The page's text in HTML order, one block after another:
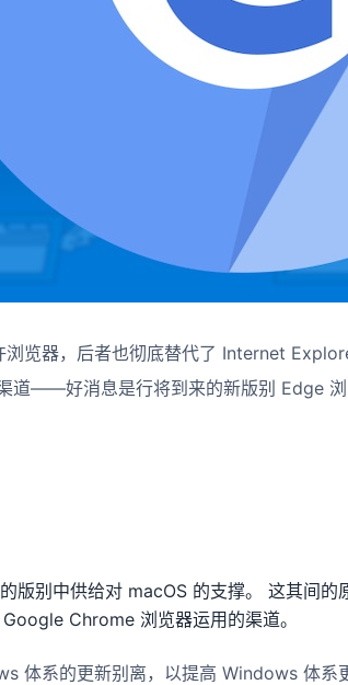
览器，后者也彻底替代了 Internet
道——好消息是行将到来的新版别 Edge
版别中供给对 macOS 的支撑。 这其间的
Chrome 浏览器运用的渠道。
体系的更新别离，以提高 Windows 体系